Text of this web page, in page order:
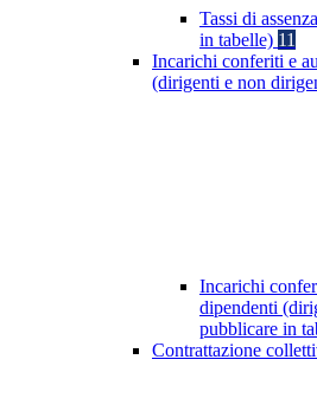
Tassi di
in tabelle) 11
Incarichi conferiti e
(dirigenti e non
Incarichi
dipendenti
pubblicare in
Contrattazione